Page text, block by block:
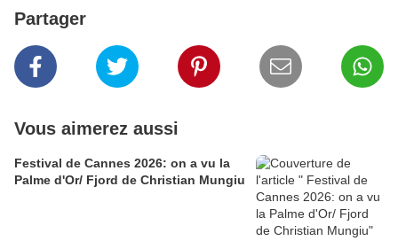
Partager
Vous aimerez aussi
Festival de Cannes 2026: on a vu la
Palme d'Or/ Fjord de Christian Mungiu